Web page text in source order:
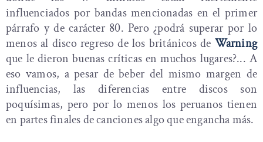
influenciados por bandas mencionadas en el primer
párrafo y de carácter 80. Pero ¿podrá superar por lo
menos al disco regreso de los británicos de Warning
que le dieron buenas críticas en muchos lugares?... A
eso vamos, a pesar de beber del mismo margen de
influencias, las diferencias entre discos son
poquísimas, pero por lo menos los peruanos tienen
en partes finales de canciones algo que engancha más.